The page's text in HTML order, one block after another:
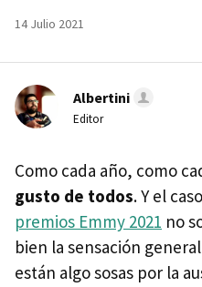
14 Julio 2021
Albertini
Editor
Como cada año, como
gusto de todos. Y el
premios Emmy 2021 no
bien la sensación
están algo sosas por la